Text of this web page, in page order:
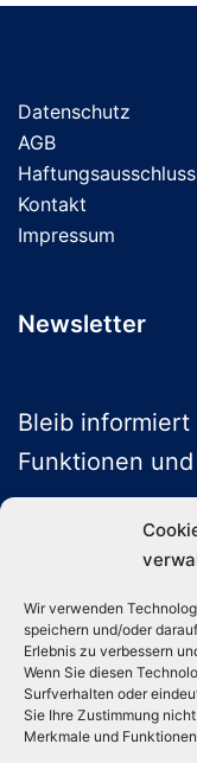
Wir verwenden
speichern und/oder
Erlebnis zu verbessern
Wenn Sie diesen
Surfverhalten oder
Sie Ihre Zustimmung
Merkmale und
Datenschutz
AGB
Haftungsausschluss
Kontakt
Impressum
Newsletter
Bleib
Funktionen
ABONNIEREN
Folge uns auf